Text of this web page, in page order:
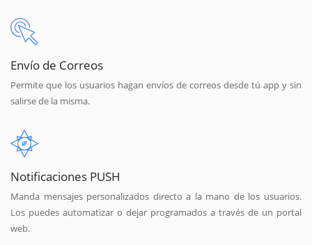
Envío de Correos
Permite que los usuarios hagan envíos de correos desde tú app y sin
salirse de la misma.
Notificaciones PUSH
Manda mensajes personalizados directo a la mano de los usuarios.
Los puedes automatizar o dejar programados a través de un portal
web.